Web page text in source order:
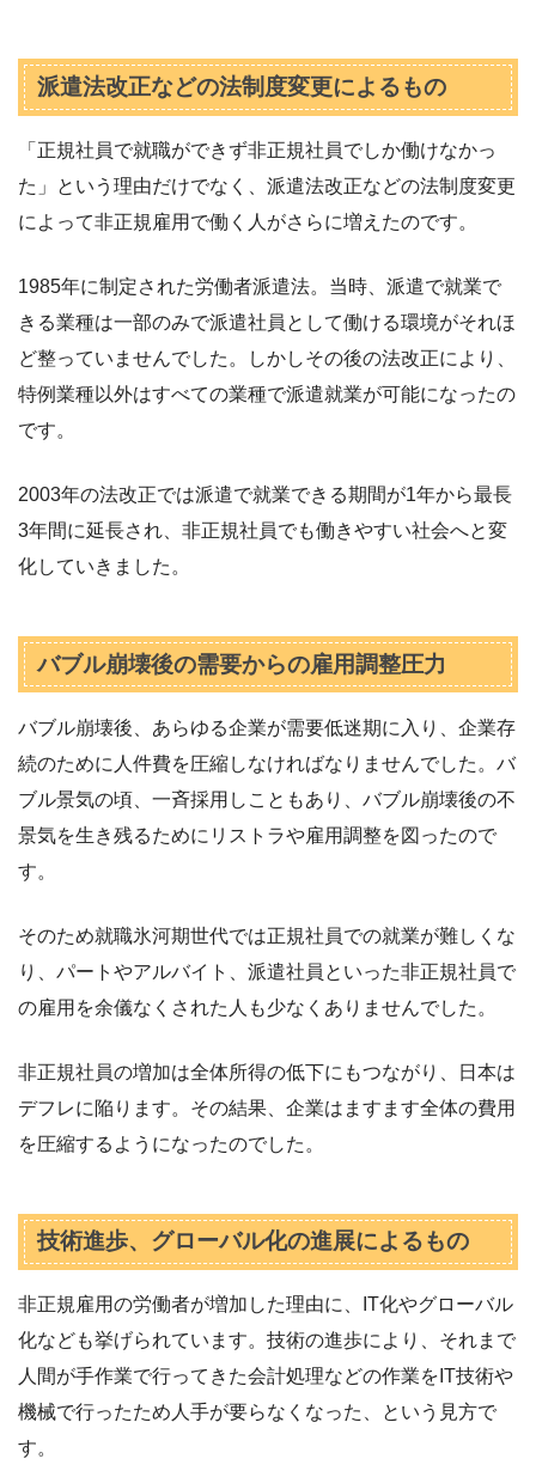
派遣法改正などの法制度変更によるもの
「正規社員で就職ができず非正規社員でしか働けなかっ
た」という理由だけでなく、派遣法改正などの法制度変更
によって非正規雇用で働く人がさらに増えたのです。
1985年に制定された労働者派遣法。当時、派遣で就業で
きる業種は一部のみで派遣社員として働ける環境がそれほ
ど整っていませんでした。しかしその後の法改正により、
特例業種以外はすべての業種で派遣就業が可能になったの
です。
2003年の法改正では派遣で就業できる期間が1年から最長
3年間に延長され、非正規社員でも働きやすい社会へと変
化していきました。
バブル崩壊後の需要からの雇用調整圧力
バブル崩壊後、あらゆる企業が需要低迷期に入り、企業存
続のために人件費を圧縮しなければなりませんでした。バ
ブル景気の頃、一斉採用しこともあり、バブル崩壊後の不
景気を生き残るためにリストラや雇用調整を図ったので
す。
そのため就職氷河期世代では正規社員での就業が難しくな
り、パートやアルバイト、派遣社員といった非正規社員で
の雇用を余儀なくされた人も少なくありませんでした。
非正規社員の増加は全体所得の低下にもつながり、日本は
デフレに陥ります。その結果、企業はますます全体の費用
を圧縮するようになったのでした。
技術進歩、グローバル化の進展によるもの
非正規雇用の労働者が増加した理由に、IT化やグローバル
化なども挙げられています。技術の進歩により、それまで
人間が手作業で行ってきた会計処理などの作業をIT技術や
機械で行ったため人手が要らなくなった、という見方で
す。